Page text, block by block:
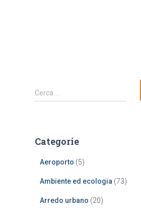
R
i
c
Cerca …
Categorie
Aeroporto (5)
Ambiente ed ecologia (73)
Arredo urbano (20)